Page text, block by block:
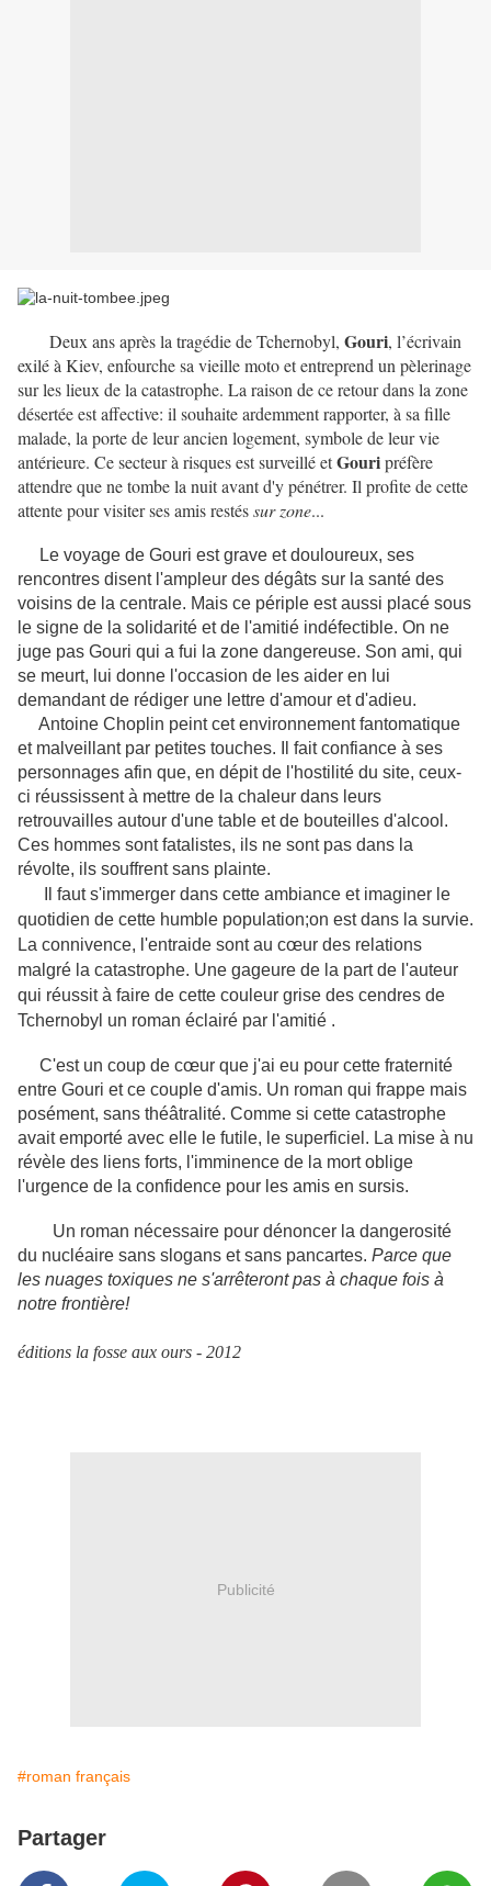
Deux ans après la tragédie de Tchernobyl, Gouri, l’écrivain
exilé à Kiev, enfourche sa vieille moto et entreprend un pèlerinage
sur les lieux de la catastrophe. La raison de ce retour dans la zone
désertée est affective: il souhaite ardemment rapporter, à sa fille
malade, la porte de leur ancien logement, symbole de leur vie
antérieure. Ce secteur à risques est surveillé etGouripréfère
attendre que ne tombe la nuit avant d'y pénétrer. Il profite de cette
attente pour visiter ses amis restéssur zone...
Le voyage de Gouri est grave et douloureux, ses
rencontres disent l'ampleur des dégâts sur la santé des
voisins de la centrale. Mais ce périple est aussi placé sous
le signe de la solidarité et de l'amitié indéfectible. On ne
juge pas Gouri qui a fui la zone dangereuse. Son ami, qui
se meurt, lui donne l'occasion de les aider en lui
demandant de rédiger une lettre d'amour et d'adieu.
Antoine Choplin peint cet environnement fantomatique
et malveillant par petites touches. Il fait confiance à ses
personnages afin que, en dépit de l'hostilité du site, ceux-
ci réussissent à mettre de la chaleur dans leurs
retrouvailles autour d'une table et de bouteilles d'alcool.
Ces hommes sont fatalistes, ils ne sont pas dans la
révolte, ils souffrent sans plainte.
Il faut s'immerger dans cette ambiance et imaginer le
quotidien de cette humble population;on est dans la survie.
La connivence, l'entraide sont au cœur des relations
malgré la catastrophe. Une gageure de la part de l'auteur
qui réussit à faire de cette couleur grise des cendres de
Tchernobyl un roman éclairé par l'amitié .
C'est un coup de cœur que j'ai eu pour cette fraternité
entre Gouri et ce couple d'amis. Un roman qui frappe mais
posément, sans théâtralité. Comme si cette catastrophe
avait emporté avec elle le futile, le superficiel. La mise à nu
révèle des liens forts, l'imminence de la mort oblige
l'urgence de la confidence pour les amis en sursis.
Un roman nécessaire pour dénoncer la dangerosité
du nucléaire sans slogans et sans pancartes. Parce que
les nuages toxiques ne s'arrêteront pas à chaque fois à
notre frontière!
éditions la fosse aux ours - 2012
Publicité
#roman français
Partager